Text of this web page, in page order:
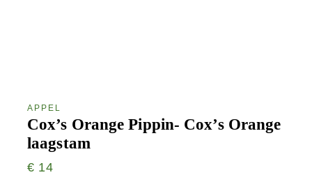
APPEL
Cox’s Orange Pippin- Cox’s Orange
laagstam
€ 14